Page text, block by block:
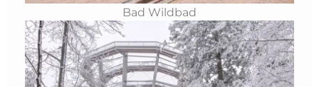
Bad Wildbad